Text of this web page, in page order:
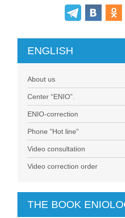
ENGLISH
About us
Center “ENIO”.
ENIO-correction
Phone "Hot line"
Video consultation
Video correction order
THE BOOK